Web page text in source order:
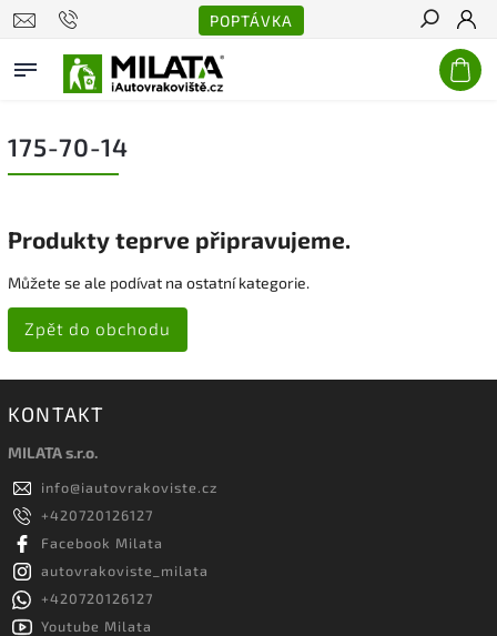
POPTÁVKA
Hledat
175-70-14
Produkty teprve připravujeme.
Můžete se ale podívat na ostatní kategorie.
Zpět do obchodu
KONTAKT
MILATA s.r.o.
info@iautovrakoviste.cz
+420720126127
Facebook Milata
autovrakoviste_milata
+420720126127
Youtube Milata